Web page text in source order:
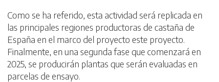
Como se ha referido, esta actividad será replicada en
las principales regiones productoras de castaña de
España en el marco del proyecto este proyecto.
Finalmente, en una segunda fase que comenzará en
2025, se producirán plantas que serán evaluadas en
parcelas de ensayo.